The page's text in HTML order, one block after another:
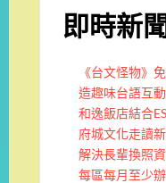
即時新
《台文怪物》
造趣味台語互
和逸飯店結合
府城文化走讀
解決長輩換照
每區每月至少